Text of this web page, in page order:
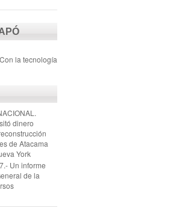
la tecnología
dinero
de Atacama
York
Un informe
de la